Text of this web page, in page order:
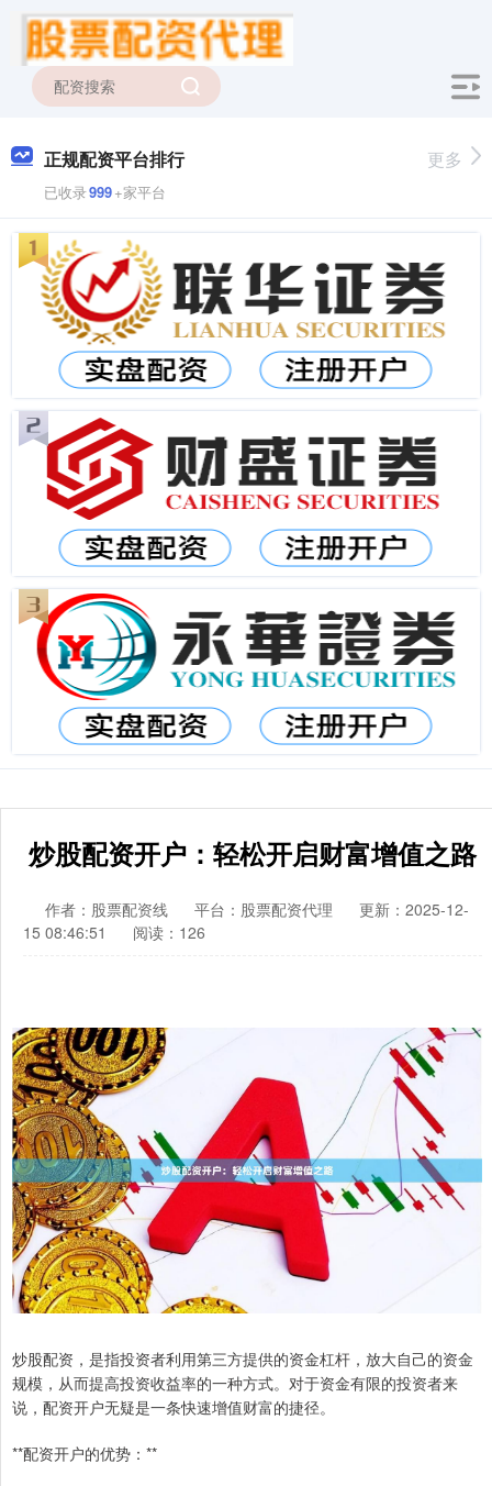
正规配资平台排行
已收录999+家平台
更多
炒股配资开户：轻松开启财富增值之路
作者：股票配资线 平台：股票配资代理
更新：2025-12-
15 08:46:51
阅读：126
炒股配资，是指投资者利用第三方提供的资金杠杆，放大自己的资金
规模，从而提高投资收益率的一种方式。对于资金有限的投资者来
说，配资开户无疑是一条快速增值财富的捷径。
**配资开户的优势：**